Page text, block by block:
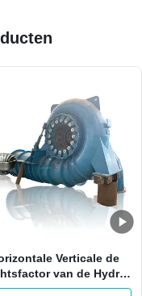
Verticale de
van de Hydro-
elektrische